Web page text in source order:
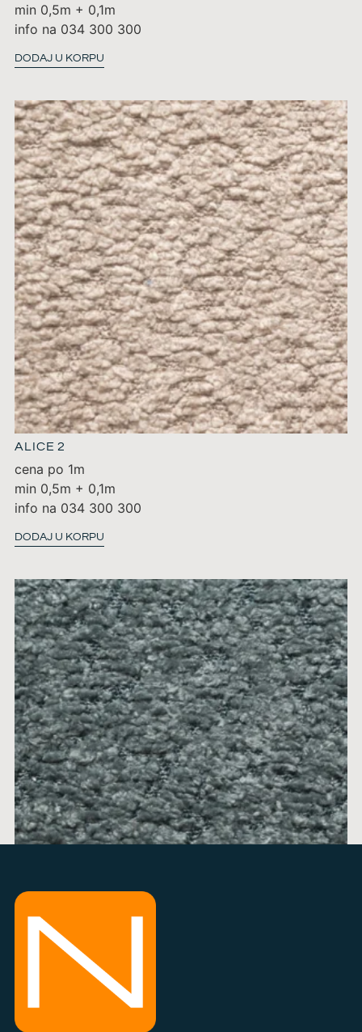
min 0,5m + 0,1m
info na 034 300 300
DODAJ U KORPU
ALICE 2
cena po 1m
min 0,5m + 0,1m
info na 034 300 300
DODAJ U KORPU
ALICE 13
cena po 1m
min 0,5m + 0,1m
info na 034 300 300